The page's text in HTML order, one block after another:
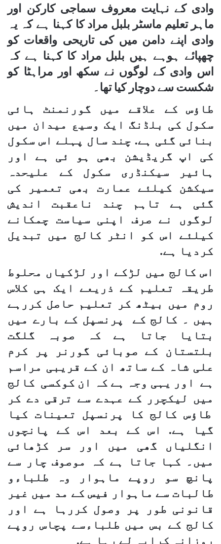
وادی کے نہایت معروف سماجی کارکن اور
ماہر تعلیم ماسٹر بلبل مراد کا کہنا ہے کہ یہ
وادی اپنے دامن میں کی تاریحی واقعات کو
چھپائے ہوہے ہیں بلبل مراد کا کہنا ہے کہ
اس وادی کے لوگوں نے سکھ اور مراہٹا کو
شکست سے دوچار کیا تھا۔
طاﺅس کے علاقے میں گورنمنٹ ہائی
سکول کی بلڈنگ ایک وسیع میدان میں
بنائی گئی ہے. چند سال پہلے اس سکول
کی اپ گریڈیشن بھی ہو ئی ہے اور
ہائیر سیکنڈری سکول کے علیحدہ
سیکشن کیلئے عمارت بھی تعمیر کی
گئی ہے تاہم چند ناعقبت اندیش
لوگوں نے صرف اپنی سیاست چمکانے
کیلئے اس کو انٹر کالج میں تبدیل
کردیا ہے.
اس کالج میں لڑکے اور لڑکیاں محلوط
طریقہ تعلیم کے ذریعے ایک ہی کلاس
روم میں بیٹھ کر تعلیم حاصل کررہے
ہیں ۔ کالج کے پرنسپل کے بارے میں
بتایا جاتا ہے کہ صوبہ گلگت
بلتستان کے صوبائی گورنر پر کرم
علی شاہ کے ساتھ ان کے قریبی مراسم
ہے اور یہی وجہ ہے کہ ان کوکسی کالج
میں لیکچرر کے عہدے سے ترقی دے کر
طاﺅس کالج کا پرنسپل تعینات کیا
گیا ہے. اس کے بعد اس کے پانچوں
انگلیاں گھی میں اور سر کڑھائی
میں۔ کہا جاتا ہے کہ موصوف چار سے
پانچ سو روپے ماہوار وہ طلباءو
طالبات سے ماہوار فیس کے مد میں غیر
قانونی طور پر وصول کررہا ہے اور
کالج کے بس میں طلباءسے پچاس روپے
روزانہ کرایہ لے رہا ہے.